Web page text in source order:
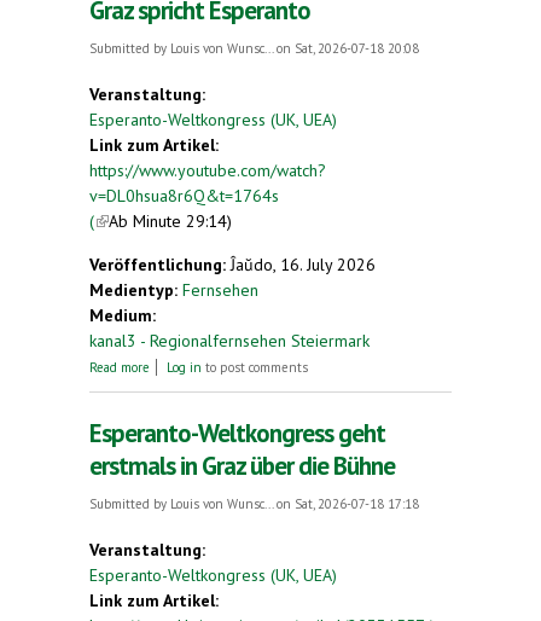
Graz spricht Esperanto
Submitted by Louis von Wunsc... on Sat, 2026-07-18 20:08
Veranstaltung:
Esperanto-Weltkongress (UK, UEA)
Link zum Artikel:
https://www.youtube.com/watch?
v=DL0hsua8r6Q&t=1764s
((link is external)
Ab Minute 29:14)
Veröffentlichung: Ĵaŭdo, 16. July 2026
Medientyp: Fernsehen
Medium:
kanal3 - Regionalfernsehen Steiermark
Read more about Stadtgespräch mit Gregor Withalm: Graz
Log in to post comments
Esperanto-Weltkongress geht
erstmals in Graz über die Bühne
Submitted by Louis von Wunsc... on Sat, 2026-07-18 17:18
Veranstaltung:
Esperanto-Weltkongress (UK, UEA)
Link zum Artikel: